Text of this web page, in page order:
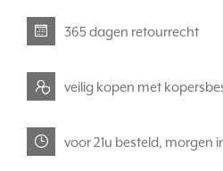
365 dagen retourrecht
veilig kopen met
voor 21u besteld, morgen